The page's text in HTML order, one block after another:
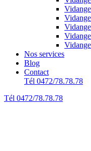
Nos services
Blog
Contact
Tél 0472/78.78.78
Tél 0472/78.78.78